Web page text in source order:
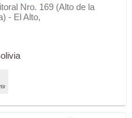
Nro. 169 (Alto de la
- El Alto,